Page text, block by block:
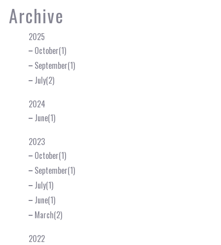
Archive
2025
October(1)
September(1)
July(2)
2024
June(1)
2023
October(1)
September(1)
July(1)
June(1)
March(2)
2022